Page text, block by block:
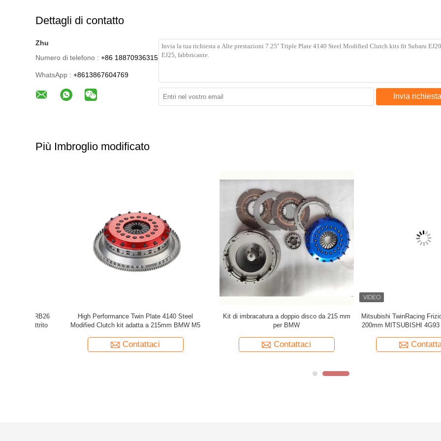
Dettagli di contatto
Zhu
Numero di telefono : +86 18870936315
WhatsApp : +8613867604769
Invia richiesta
Più Imbroglio modificato
Mitsubishi TwinRacing Frizione Acciaio Inox
200mm MITSUBISHI 4G93 2003 Mitsubishi
Contattaci
7.25' Twin Plate Racing Clutch Kit Toyota Vios
Clutch Toyota Vios 2NR-VE 1.5CC
Contattaci
8.0''Sagw Twin Disc Nissan
per Skyline GT-R RB25 RB26
Contattaci